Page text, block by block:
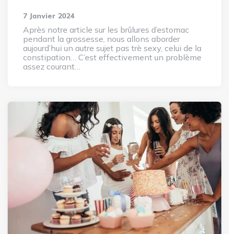
7 Janvier 2024
Après notre article sur les brûlures d’estomac
pendant la grossesse, nous allons aborder
aujourd’hui un autre sujet pas trè sexy, celui de la
constipation… C’est effectivement un problème
assez courant…